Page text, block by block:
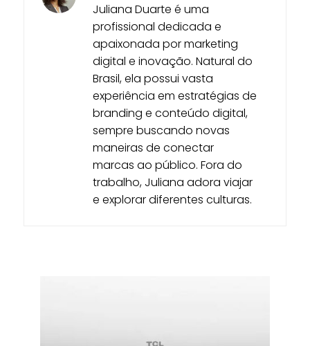
Juliana Duarte é uma
profissional dedicada e
apaixonada por marketing
digital e inovação. Natural do
Brasil, ela possui vasta
experiência em estratégias de
branding e conteúdo digital,
sempre buscando novas
maneiras de conectar
marcas ao público. Fora do
trabalho, Juliana adora viajar
e explorar diferentes culturas.